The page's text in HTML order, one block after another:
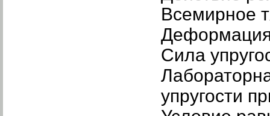
Всемирное
Сила
упругости